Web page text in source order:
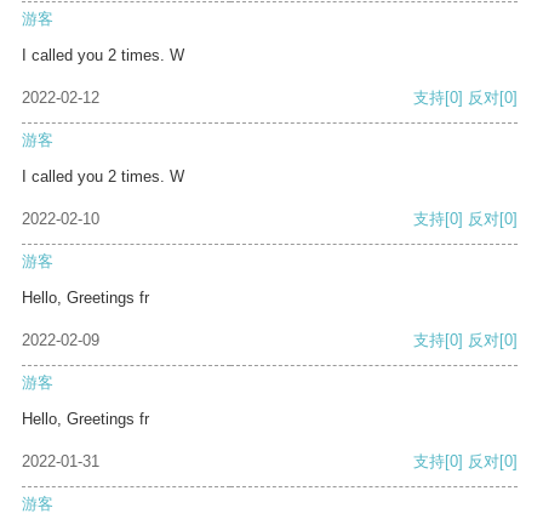
游客
I called you 2 times. W
2022-02-12 支持[0] 反对[0]
游客
I called you 2 times. W
2022-02-10 支持[0] 反对[0]
游客
Hello, Greetings fr
2022-02-09 支持[0] 反对[0]
游客
Hello, Greetings fr
2022-01-31 支持[0] 反对[0]
游客